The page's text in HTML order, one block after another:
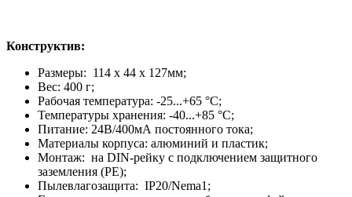
Конструктив:
Размеры: 114 x 44 x 127мм;
Вес: 400 г;
Рабочая температура: -25...+65 °C;
Температуры хранения: -40...+85 °C;
Питание: 24В/400мА постоянного тока;
Материалы корпуса: алюминий и пластик;
Монтаж: на DIN-рейку с подключением защитного
заземления (РЕ);
Пылевлагозащита: IP20/Nema1;